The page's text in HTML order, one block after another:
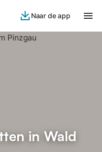
Naar de app
in Wald